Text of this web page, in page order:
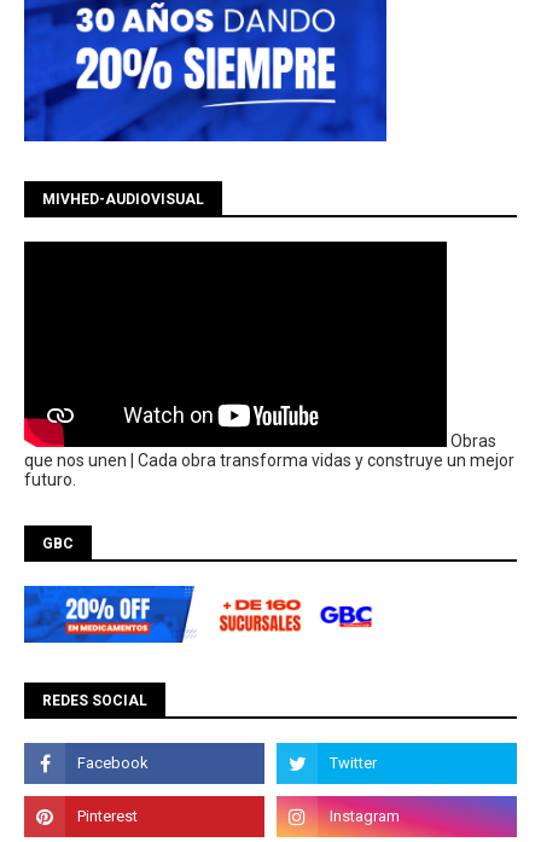
MIVHED-AUDIOVISUAL
Obras
que nos unen | Cada obra transforma vidas y construye un mejor
futuro.
GBC
REDES SOCIAL